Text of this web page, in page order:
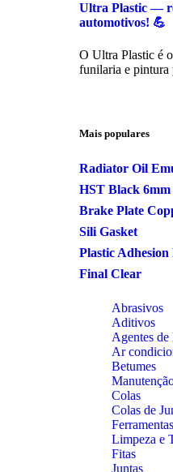
Ultra Plastic —
automotivos! 💪
O Ultra Plastic é
funilaria e pintura
Mais populares
Radiator Oil
HST Black 6mm
Brake Plate
Sili Gasket
Plastic
Final Clear
Abrasivos
Aditivos
Agentes de
Ar
Betumes
Colas
Colas de
Limpeza e
Fitas
Juntas